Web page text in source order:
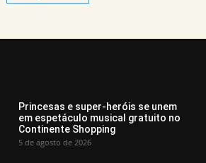
Princesas e super-heróis se unem
em espetáculo musical gratuito no
Continente Shopping
5 de agosto de 2026